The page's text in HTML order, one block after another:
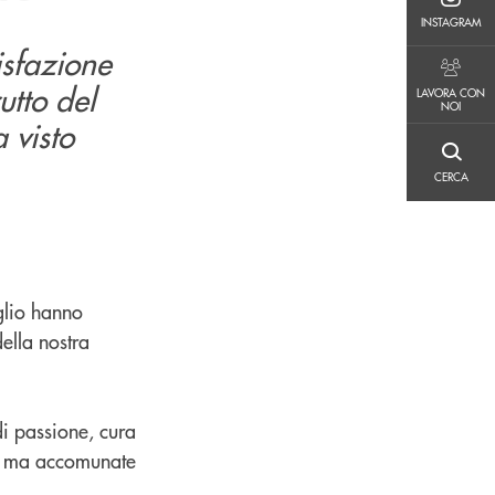
INSTAGRAM
LAVORA CON
NOI
CERCA
del
visto
hanno
nostra
passione, cura
accomunate